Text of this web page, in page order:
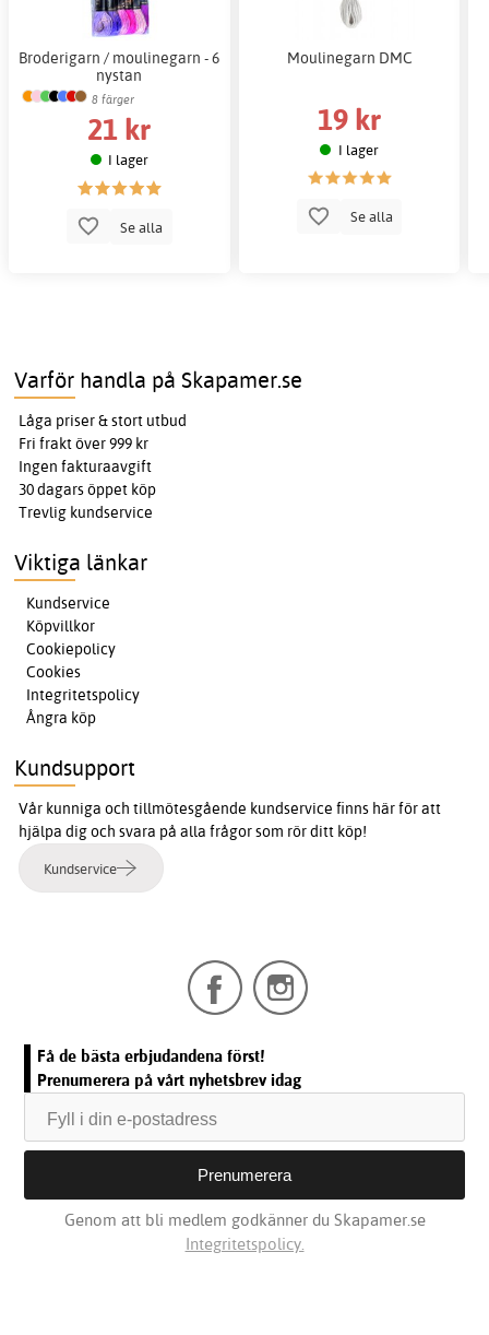
Broderigarn / moulinegarn - 6
nystan
8 färger
21 kr
I lager
Se alla
Moulinegarn DMC
19 kr
I lager
Se alla
Varför handla på Skapamer.se
Låga priser & stort utbud
Fri frakt över 999 kr
Ingen fakturaavgift
30 dagars öppet köp
Trevlig kundservice
Viktiga länkar
Kundservice
Köpvillkor
Cookiepolicy
Cookies
Integritetspolicy
Ångra köp
Kundsupport
Vår kunniga och tillmötesgående kundservice finns här för att
hjälpa dig och svara på alla frågor som rör ditt köp!
Kundservice
Få de bästa erbjudandena först!
Prenumerera på vårt nyhetsbrev idag
Genom att bli medlem godkänner du Skapamer.se
Integritetspolicy.